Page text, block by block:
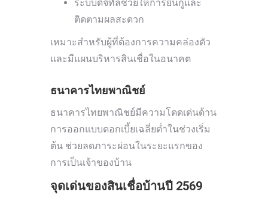
ระบบดิจิทัลช่วยให้การยื่นกู้และ
ติดตามผลสะดวก
เหมาะสำหรับผู้ที่ต้องการความคล่องตัว
และมีแผนบริหารสินเชื่อในอนาคต
ธนาคารไทยพาณิชย์
ธนาคารไทยพาณิชย์มีความโดดเด่นด้าน
การออกแบบดอกเบี้ยเฉลี่ยต่ำในช่วงเริ่ม
ต้น ช่วยลดภาระผ่อนในระยะแรกของ
การเป็นเจ้าของบ้าน
จุดเด่นของสินเชื่อบ้านปี 2569